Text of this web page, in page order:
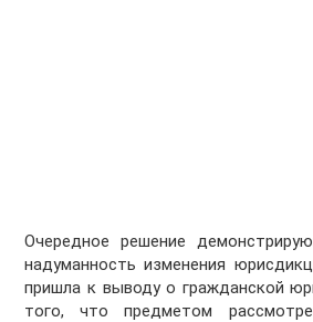
Очередное решение
надуманность изменения
пришла к выводу о гражданской
того, что предметом